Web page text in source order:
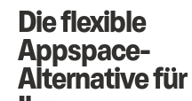
Die flexible
Appspace-
Alternative für